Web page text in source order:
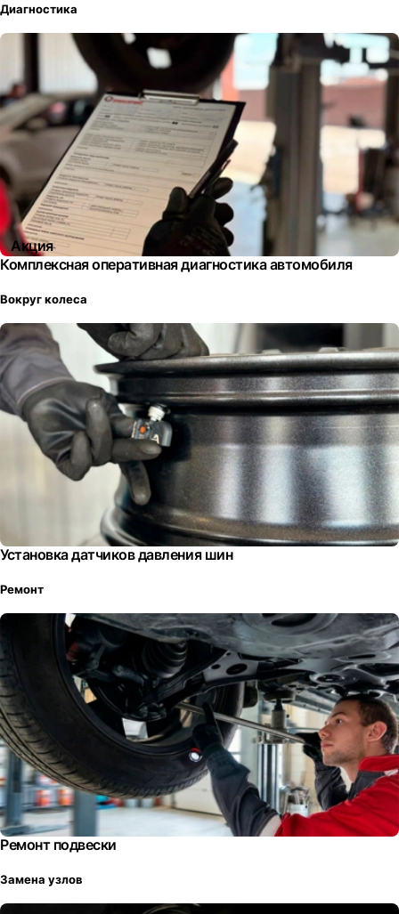
Диагностика
Акция
Комплексная оперативная диагностика автомобиля
Вокруг колеса
Установка датчиков давления шин
Ремонт
Ремонт подвески
Замена узлов